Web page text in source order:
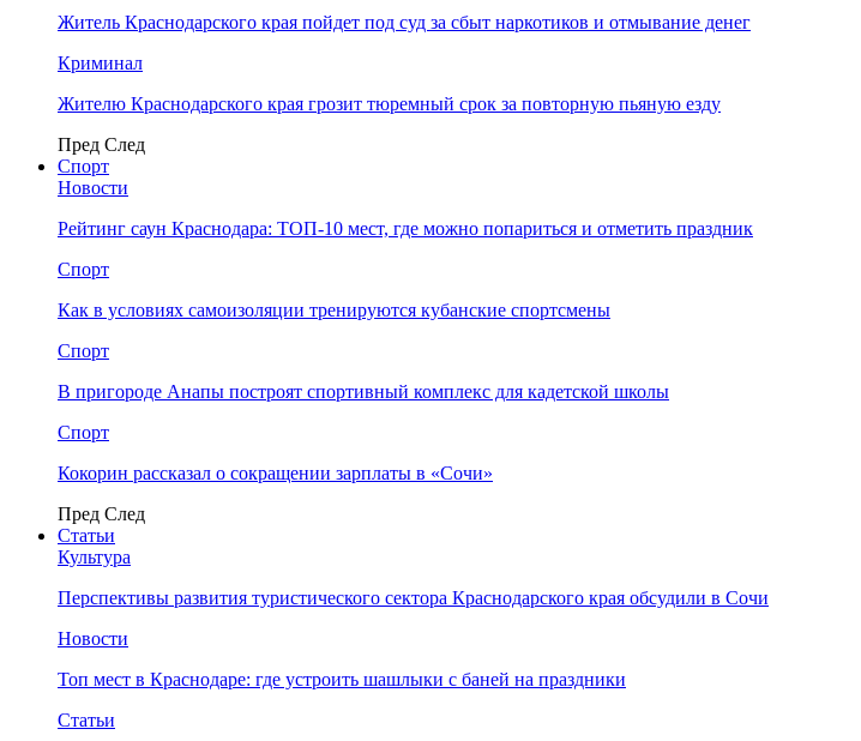
Житель Краснодарского края пойдет под суд за сбыт наркотиков и отмывание денег
Криминал
Жителю Краснодарского края грозит тюремный срок за повторную пьяную езду
Пред След
Спорт
Новости
Рейтинг саун Краснодара: ТОП-10 мест, где можно попариться и отметить праздник
Спорт
Как в условиях самоизоляции тренируются кубанские спортсмены
Спорт
В пригороде Анапы построят спортивный комплекс для кадетской школы
Спорт
Кокорин рассказал о сокращении зарплаты в «Сочи»
Пред След
Статьи
Культура
Перспективы развития туристического сектора Краснодарского края обсудили в Сочи
Новости
Топ мест в Краснодаре: где устроить шашлыки с баней на праздники
Статьи